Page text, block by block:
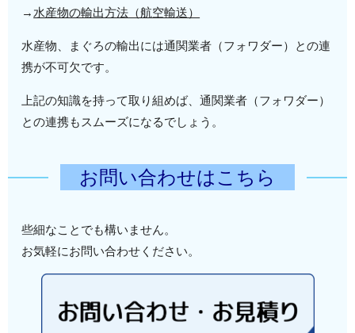
→水産物の輸出方法（航空輸送）
水産物、まぐろの輸出には通関業者（フォワダー）との連
携が不可欠です。
上記の知識を持って取り組めば、通関業者（フォワダー）
との連携もスムーズになるでしょう。
お問い合わせはこちら
些細なことでも構いません。
お気軽にお問い合わせください。